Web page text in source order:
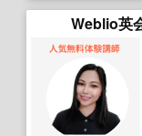
Weblio英